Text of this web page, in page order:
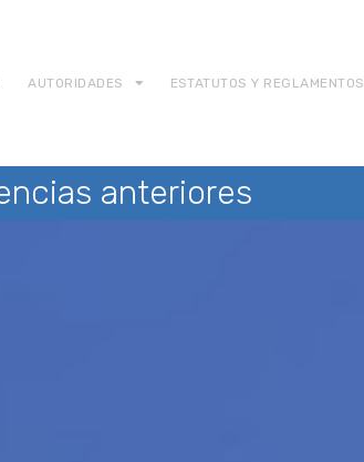
AUTORIDADES ESTATUTOS Y REGLAMENTOS
anteriores